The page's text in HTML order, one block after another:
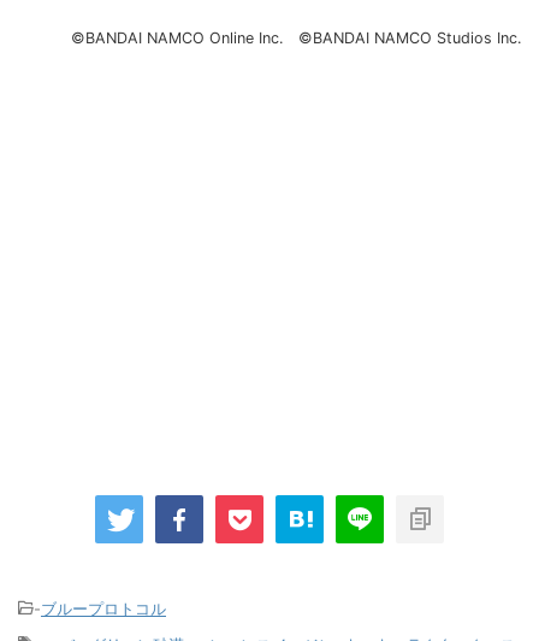
©BANDAI NAMCO Online Inc. ©BANDAI NAMCO Studios Inc.
-ブループロトコル